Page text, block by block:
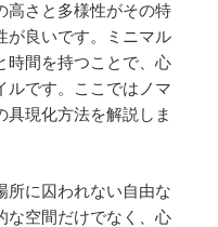
高さと多様性がその特
が良いです。ミニマル
時間を持つことで、心
ルです。ここではノマ
具現化方法を解説しま
所に囚われない自由な
な空間だけでなく、心